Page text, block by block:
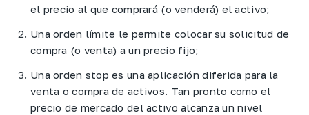
el precio al que comprará (o venderá) el activo;
Una orden límite le permite colocar su solicitud de
compra (o venta) a un precio fijo;
Una orden stop es una aplicación diferida para la
venta o compra de activos. Tan pronto como el
precio de mercado del activo alcanza un nivel